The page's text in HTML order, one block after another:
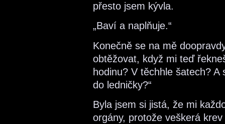
přesto jsem kývla.
„Baví a naplňuje.“
Konečně se na mě
obtěžovat, když mi teď
hodinu? V těchhle šatech?
do ledničky?“
Byla jsem si jistá, že mi
orgány, protože veškerá